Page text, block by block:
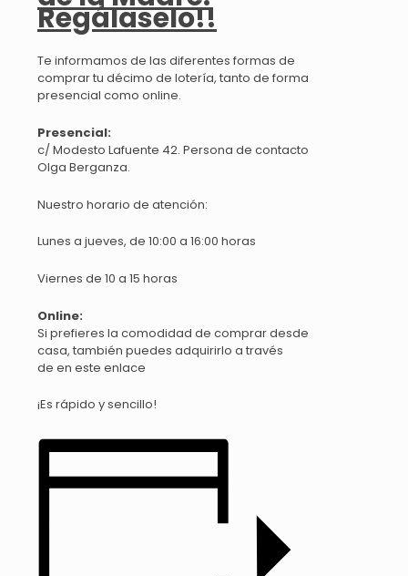
Regálaselo!!
Te informamos de las diferentes formas de
comprar tu décimo de lotería, tanto de forma
presencial como online.
Presencial:
c/ Modesto Lafuente 42. Persona de contacto
Olga Berganza.
Nuestro horario de atención:
Lunes a jueves, de 10:00 a 16:00 horas
Viernes de 10 a 15 horas
Online:
Si prefieres la comodidad de comprar desde
casa, también puedes adquirirlo a través
de en este enlace
¡Es rápido y sencillo!